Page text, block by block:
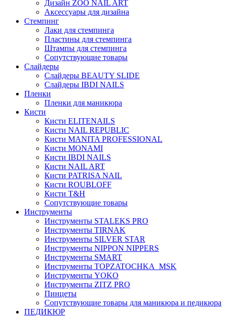
Дизайн ZOO NAIL ART
Аксессуары для дизайна
Стемпинг
Лаки для стемпинга
Пластины для стемпинга
Штампы для стемпинга
Сопутствующие товары
Слайдеры
Слайдеры BEAUTY SLIDE
Слайдеры IBDI NAILS
Пленки
Пленки для маникюра
Кисти
Кисти ELITENAILS
Кисти NAIL REPUBLIC
Кисти MANITA PROFESSIONAL
Кисти MONAMI
Кисти IBDI NAILS
Кисти NAIL ART
Кисти PATRISA NAIL
Кисти ROUBLOFF
Кисти T&H
Сопутствующие товары
Инструменты
Инструменты STALEKS PRO
Инструменты TIRNAK
Инструменты SILVER STAR
Инструменты NIPPON NIPPERS
Инструменты SMART
Инструменты TOPZATOCHKA_MSK
Инструменты YOKO
Инструменты ZITZ PRO
Пинцеты
Сопутствующие товары для маникюра и педикюра
ПЕДИКЮР